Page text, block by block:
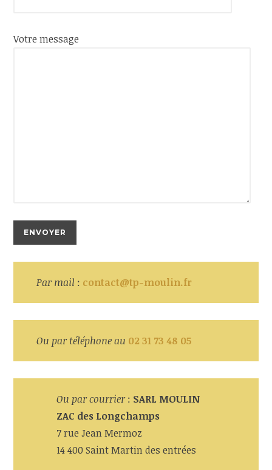
Votre message
Par mail : contact@tp-moulin.fr
Ou par téléphone au 02 31 73 48 05
Ou par courrier: SARL MOULIN
ZAC des Longchamps
7 rue Jean Mermoz
14 400 Saint Martin des entrées